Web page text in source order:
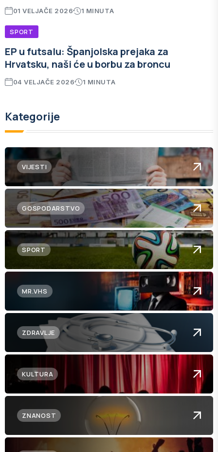
01 VELJAČE 2026 1 MINUTA
SPORT
EP u futsalu: Španjolska prejaka za
Hrvatsku, naši će u borbu za broncu
04 VELJAČE 2026 1 MINUTA
Kategorije
VIJESTI
GOSPODARSTVO
SPORT
MR.VHS
ZDRAVLJE
KULTURA
ZNANOST